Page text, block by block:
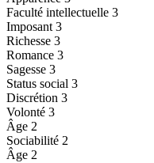
Faculté intellectuelle 3
Imposant 3
Richesse 3
Romance 3
Sagesse 3
Status social 3
Discrétion 3
Volonté 3
Âge 2
Sociabilité 2
Âge 2